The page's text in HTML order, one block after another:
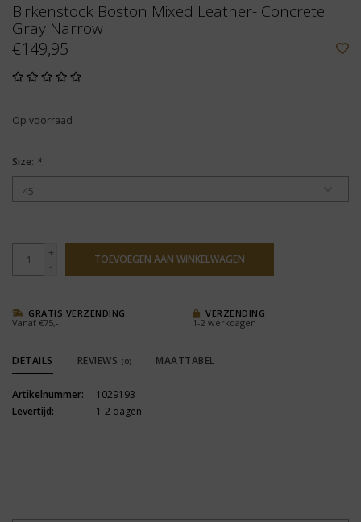
Birkenstock Boston Mixed Leather- Concrete
Gray Narrow
€149,95
Op voorraad
Size: *
+
-
TOEVOEGEN AAN WINKELWAGEN
GRATIS VERZENDING
Vanaf €75,-
VERZENDING
1-2 werkdagen
DETAILS REVIEWS (0) MAATTABEL
Artikelnummer:
1029193
Levertijd:
1-2 dagen